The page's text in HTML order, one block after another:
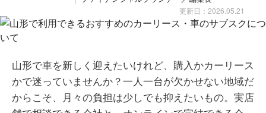
更新日：2026.05.21
山形で車を新しく迎えたいけれど、購入かカーリース
かで迷っていませんか？一人一台が欠かせない地域だ
からこそ、月々の負担は少しでも抑えたいもの。実店